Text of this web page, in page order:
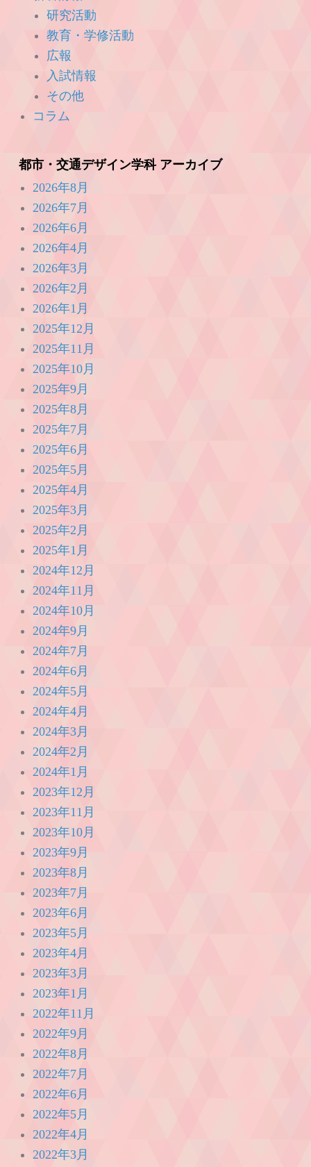
研究活動
教育・学修活動
広報
入試情報
その他
コラム
都市・交通デザイン学科 アーカイブ
2026年8月
2026年7月
2026年6月
2026年4月
2026年3月
2026年2月
2026年1月
2025年12月
2025年11月
2025年10月
2025年9月
2025年8月
2025年7月
2025年6月
2025年5月
2025年4月
2025年3月
2025年2月
2025年1月
2024年12月
2024年11月
2024年10月
2024年9月
2024年7月
2024年6月
2024年5月
2024年4月
2024年3月
2024年2月
2024年1月
2023年12月
2023年11月
2023年10月
2023年9月
2023年8月
2023年7月
2023年6月
2023年5月
2023年4月
2023年3月
2023年1月
2022年11月
2022年9月
2022年8月
2022年7月
2022年6月
2022年5月
2022年4月
2022年3月